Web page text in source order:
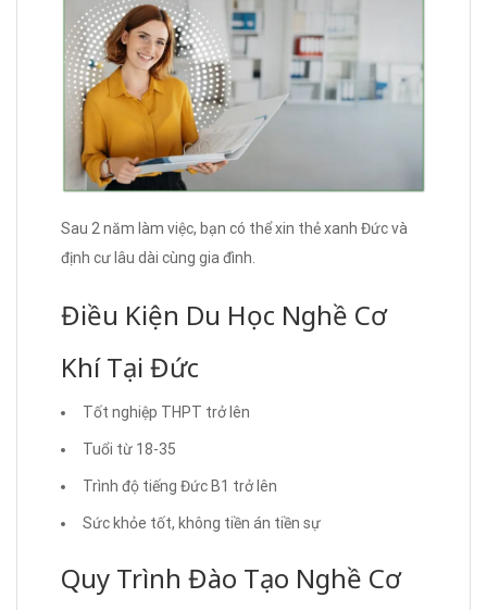
Sau 2 năm làm việc, bạn có thể xin thẻ xanh Đức và
định cư lâu dài cùng gia đình.
Điều Kiện Du Học Nghề Cơ
Khí Tại Đức
Tốt nghiệp THPT trở lên
Tuổi từ 18-35
Trình độ tiếng Đức B1 trở lên
Sức khỏe tốt, không tiền án tiền sự
Quy Trình Đào Tạo Nghề Cơ